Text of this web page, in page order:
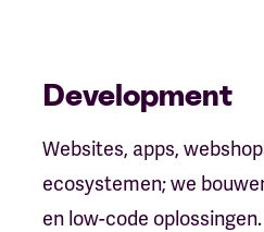
Development
Websites, apps,
ecosystemen; we
en low-code oplossingen.